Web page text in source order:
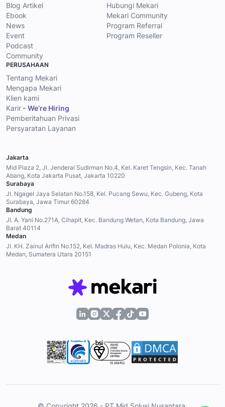
Blog Artikel
Ebook
News
Event
Podcast
Community
Hubungi Mekari
Mekari Community
Program Referral
Program Reseller
PERUSAHAAN
Tentang Mekari
Mengapa Mekari
Klien kami
Karir - We’re Hiring
Pemberitahuan Privasi
Persyaratan Layanan
Jakarta
Mid Plaza 2, Jl. Jenderal Sudirman No.4, Kel. Karet Tengsin, Kec. Tanah
Abang, Kota Jakarta Pusat, Jakarta 10220
Surabaya
Jl. Ngagel Jaya Selatan No.158, Kel. Pucang Sewu, Kec. Gubeng, Kota
Surabaya, Jawa Timur 60284
Bandung
Jl. A. Yani No.271A, Cihapit, Kec. Bandung Wetan, Kota Bandung, Jawa
Barat 40114
Medan
Jl. KH. Zainul Arifin No.152, Kel. Madras Hulu, Kec. Medan Polonia, Kota
Medan, Sumatera Utara 20151